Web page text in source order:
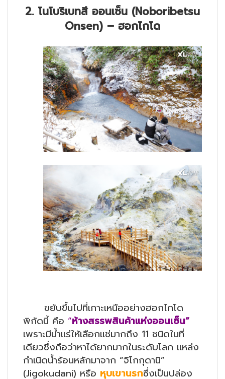
2. โนโบริเบทสึ ออนเซ็น (Noboribetsu
Onsen) – ฮอกไกโด
ขยับขึ้นไปที่เกาะเหนืออย่างฮอกไกโด
พิกัดนี้ คือ “ห้างสรรพสินค้าแห่งออนเซ็น”
เพราะมีน้ำแร่ให้เลือกแช่มากถึง 11 ชนิดในที่
เดียวซึ่งถือว่าหาได้ยากมากในระดับโลก แหล่ง
กำเนิดน้ำร้อนหลักมาจาก “จิโกกุดานิ”
(Jigokudani) หรือ หุบเขานรกซึ่งเป็นปล่อง